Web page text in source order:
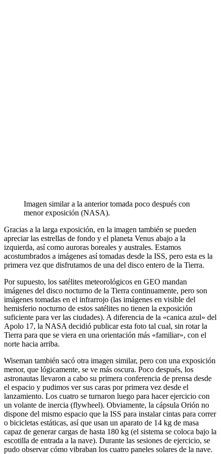
Imagen similar a la anterior tomada poco después con
menor exposición (NASA).
Gracias a la larga exposición, en la imagen también se pueden
apreciar las estrellas de fondo y el planeta Venus abajo a la
izquierda, así como auroras boreales y australes. Estamos
acostumbrados a imágenes así tomadas desde la ISS, pero esta es la
primera vez que disfrutamos de una del disco entero de la Tierra.
Por supuesto, los satélites meteorológicos en GEO mandan
imágenes del disco nocturno de la Tierra continuamente, pero son
imágenes tomadas en el infrarrojo (las imágenes en visible del
hemisferio nocturno de estos satélites no tienen la exposición
suficiente para ver las ciudades). A diferencia de la «canica azul» del
Apolo 17, la NASA decidió publicar esta foto tal cual, sin rotar la
Tierra para que se viera en una orientación más «familiar», con el
norte hacia arriba.
Wiseman también sacó otra imagen similar, pero con una exposición
menor, que lógicamente, se ve más oscura. Poco después, los
astronautas llevaron a cabo su primera conferencia de prensa desde
el espacio y pudimos ver sus caras por primera vez desde el
lanzamiento. Los cuatro se turnaron luego para hacer ejercicio con
un volante de inercia (flywheel). Obviamente, la cápsula Orión no
dispone del mismo espacio que la ISS para instalar cintas para correr
o bicicletas estáticas, así que usan un aparato de 14 kg de masa
capaz de generar cargas de hasta 180 kg (el sistema se coloca bajo la
escotilla de entrada a la nave). Durante las sesiones de ejercicio, se
pudo observar cómo vibraban los cuatro paneles solares de la nave.